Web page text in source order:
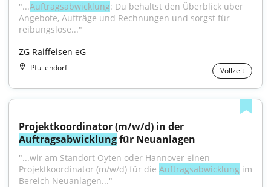
"...Auftragsabwicklung: Du behältst den Überblick über
Angebote, Aufträge und Rechnungen und sorgst für
reibungslose..."
ZG Raiffeisen eG
Pfullendorf Vollzeit
Auftragsabwicklung für Neuanlagen
"...wir am Standort Oyten oder Hannover einen
Projektkoordinator (m/w/d) für die Auftragsabwicklung im
Bereich Neuanlagen..."